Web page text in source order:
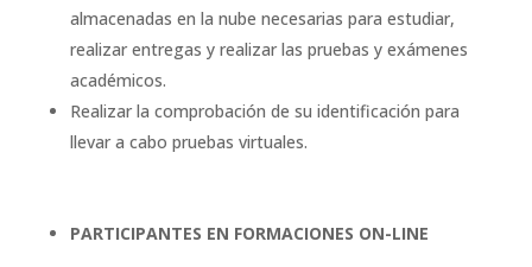
almacenadas en la nube necesarias para estudiar,
realizar entregas y realizar las pruebas y exámenes
académicos.
Realizar la comprobación de su identificación para
llevar a cabo pruebas virtuales.
PARTICIPANTES EN FORMACIONES ON-LINE